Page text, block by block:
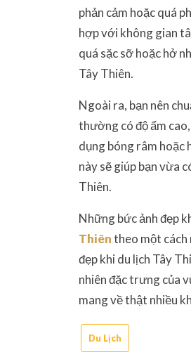
phản cảm hoặc quá
hợp với không gian
quá sặc sỡ hoặc hở
Tây Thiên.
Ngoài ra, bạn nên
thường có độ ẩm
dụng bóng râm hoặc
này sẽ giúp bạn vừa
Thiên.
Những bức ảnh đẹp
Thiêntheo một cách
đẹp khi du lịch Tây
nhiên đặc trưng của
mang về thật nhiều
Du Lịch